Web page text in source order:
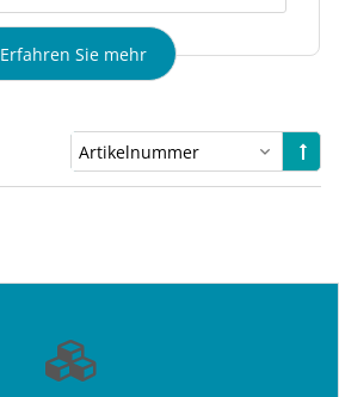
Erfahren Sie mehr